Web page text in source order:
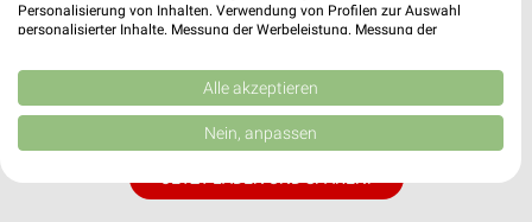
✔Folge deinem Lieblingshändler
Push-Benachrichtigungen bei neuen Prospekten
✔Einkaufsliste - Einkauf stressfrei planen
Personalisierung von Inhalten. Verwendung von Profilen zur Auswahl
personalisierter Inhalte. Messung der Werbeleistung. Messung der
Kombinationen von Daten aus verschiedenen Quellen. Entwicklung und
Verbesserung der Angebote. Verwendung reduzierter Daten zur Auswahl
von Inhalten.
Daten können außerhalb der Europäischen Union weitergegeben und in die
USA gesendet werden.
Website/App.
Alle akzeptieren
Nein, anpassen